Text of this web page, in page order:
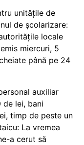
unitățile de
de școlarizare:
locale
miercuri, 5
până pe 24
auxiliar
de lei, bani
timp de peste un
La vremea
a cerut să